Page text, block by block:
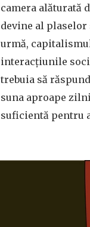
camera alăturată
devine al
urmă,
interacțiunile
trebuia să
suna aproape
suficientă pentru